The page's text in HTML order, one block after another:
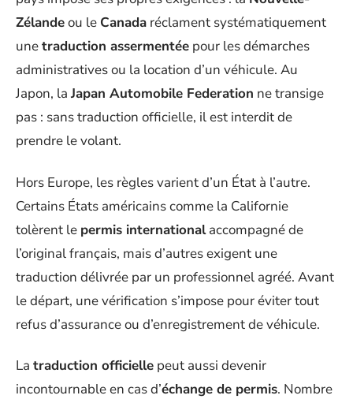
Zélandeou le Canada réclament systématiquement
unetraduction assermentée pour les démarches
administratives ou la location d’un véhicule. Au
Japon, la Japan Automobile Federation ne transige
pas : sans traduction officielle, il est interdit de
prendre le volant.
Hors Europe, les règles varient d’un État à l’autre.
Certains États américains comme la Californie
tolèrent le permis internationalaccompagné de
l’original français, mais d’autres exigent une
traduction délivrée par un professionnel agréé. Avant
le départ, une vérification s’impose pour éviter tout
refus d’assurance ou d’enregistrement de véhicule.
La traduction officielle peut aussi devenir
incontournable en cas d’échange de permis. Nombre